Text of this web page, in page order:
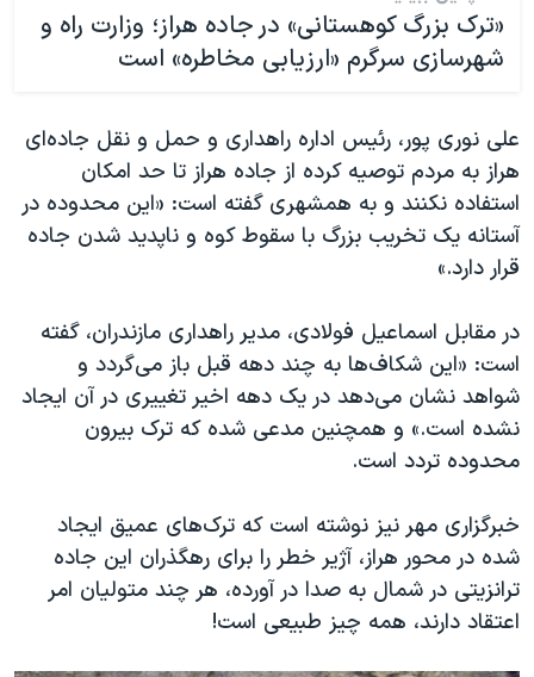
«ترک بزرگ کوهستانی» در جاده هراز؛ وزارت راه و
شهرسازی سرگرم «ارزیابی مخاطره» است
علی نوری پور، رئیس اداره راهداری و حمل و نقل جاده‌ای
هراز به مردم توصیه کرده از جاده هراز تا حد امکان
استفاده نکنند و به همشهری گفته است: «این محدوده در
آستانه یک تخریب بزرگ با سقوط کوه و ناپدید شدن جاده
قرار دارد.»
در مقابل اسماعیل فولادی، مدیر راهداری مازندران، گفته
است: «‌این شکاف‌ها به چند دهه قبل باز می‌گردد و
شواهد نشان می‌دهد در یک دهه اخیر تغییری در آن ایجاد
نشده است.» و همچنین مدعی شده که ترک بیرون
محدوده تردد است.
خبرگزاری مهر نیز نوشته است که ترک‌های عمیق ایجاد
شده در محور هراز، آژیر خطر را برای رهگذران این جاده
ترانزیتی در شمال به صدا در آورده، هر چند متولیان امر
اعتقاد دارند، همه چیز طبیعی است!